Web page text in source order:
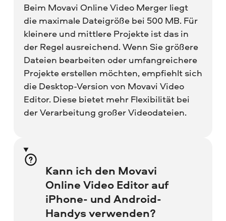
Beim Movavi Online Video Merger liegt
die maximale Dateigröße bei 500 MB. Für
kleinere und mittlere Projekte ist das in
der Regel ausreichend. Wenn Sie größere
Dateien bearbeiten oder umfangreichere
Projekte erstellen möchten, empfiehlt sich
die Desktop-Version von Movavi Video
Editor. Diese bietet mehr Flexibilität bei
der Verarbeitung großer Videodateien.
Kann ich den Movavi
Online Video Editor auf
iPhone- und Android-
Handys verwenden?